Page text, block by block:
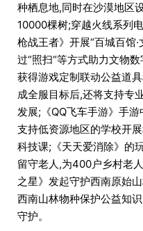
种栖息地,同时在沙漠地区
10000棵树;穿越火线系列
枪战王者》开展“百城百馆
过“照扫“等方式助力文物
获得游戏定制联动公益道
成全服目标后,还将支持专
发展;《QQ飞车手游》手
支持低资源地区的学校开
科技课;《天天爱消除》的
留守老人,为400户乡村老
之星》发起守护西南原始
西南山林物种保护公益知
守护。